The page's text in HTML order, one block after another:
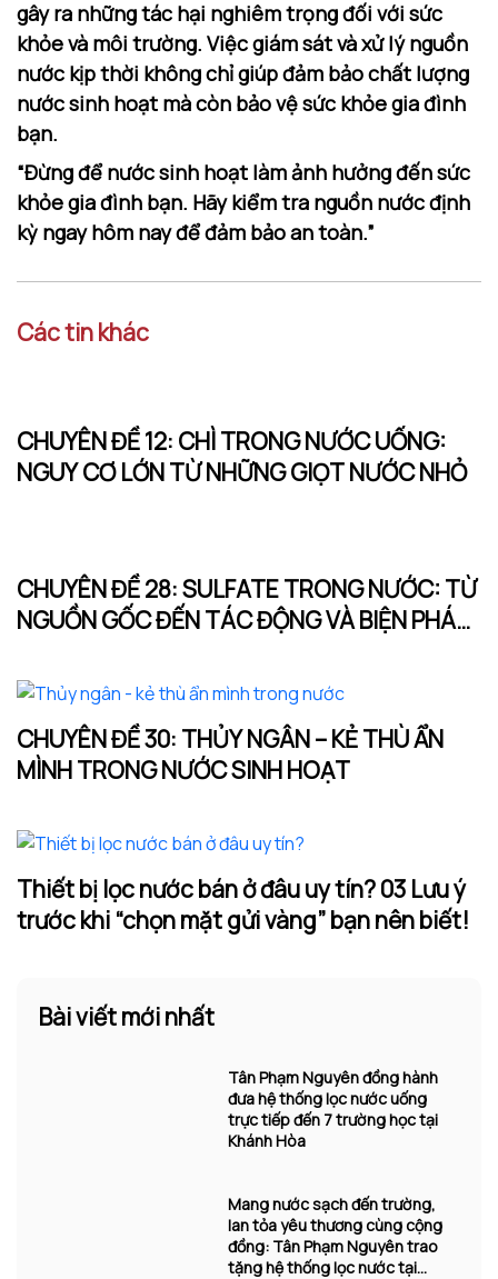
gây ra những tác hại nghiêm trọng đối với sức
khỏe và môi trường. Việc giám sát và xử lý nguồn
nước kịp thời không chỉ giúp đảm bảo chất lượng
nước sinh hoạt mà còn bảo vệ sức khỏe gia đình
bạn.
“Đừng để nước sinh hoạt làm ảnh hưởng đến sức
khỏe gia đình bạn. Hãy kiểm tra nguồn nước định
kỳ ngay hôm nay để đảm bảo an toàn.”
Các tin khác
CHUYÊN ĐỀ 12: CHÌ TRONG NƯỚC UỐNG:
NGUY CƠ LỚN TỪ NHỮNG GIỌT NƯỚC NHỎ
CHUYÊN ĐỀ 28: SULFATE TRONG NƯỚC: TỪ
NGUỒN GỐC ĐẾN TÁC ĐỘNG VÀ BIỆN PHÁP
CHUYÊN ĐỀ 30: THỦY NGÂN – KẺ THÙ ẨN
MÌNH TRONG NƯỚC SINH HOẠT
Thiết bị lọc nước bán ở đâu uy tín? 03 Lưu ý
trước khi “chọn mặt gửi vàng” bạn nên biết!
Bài viết mới nhất
Tân Phạm Nguyên đồng hành
đưa hệ thống lọc nước uống
trực tiếp đến 7 trường học tại
Khánh Hòa
Mang nước sạch đến trường,
lan tỏa yêu thương cùng cộng
đồng: Tân Phạm Nguyên trao
tặng hệ thống lọc nước tại